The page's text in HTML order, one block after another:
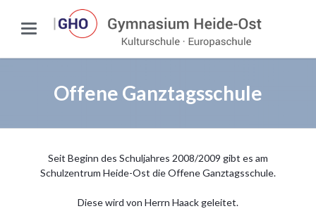
Offene Ganztagsschule
Seit Beginn des Schuljahres 2008/2009 gibt es am
Schulzentrum Heide-Ost die Offene Ganztagsschule.
Diese wird von Herrn Haack geleitet.